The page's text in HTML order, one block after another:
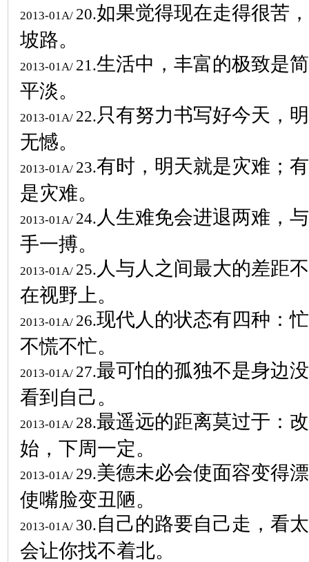
2013-01A/ 20.如果觉得现在走得很苦
坡路。
2013-01A/ 21.生活中，丰富的极致是
平淡。
2013-01A/ 22. 只有努力书写好今天，
无憾。
2013-01A/ 23.有时，明天就是灾难；
是灾难。
2013-01A/ 24. 人生难免会进退两难，
手一搏。
2013-01A/ 25. 人与人之间最大的差距
在视野上。
2013-01A/ 26.现代人的状态有四种：
不慌不忙。
2013-01A/ 27.最可怕的孤独不是身边
看到自己。
2013-01A/ 28.最遥远的距离莫过于：
始，下周一定。
2013-01A/ 29.美德未必会使面容变得
使嘴脸变丑陋。
2013-01A/ 30.自己的路要自己走，看
会让你找不着北。